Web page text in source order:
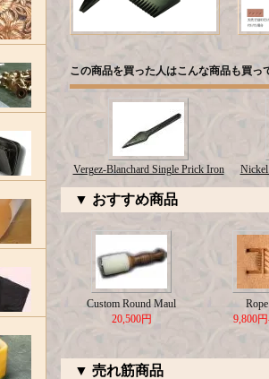
この商品を買った人はこんな商品も買っ
Vergez-Blanchard Single Prick Iron Nickel
▼ おすすめ商品
Custom Round Maul
20,500円
9,800
▼ 売れ筋商品